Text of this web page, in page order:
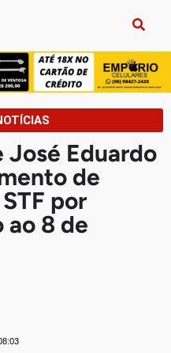
José Eduardo
de
por
ao 8 de